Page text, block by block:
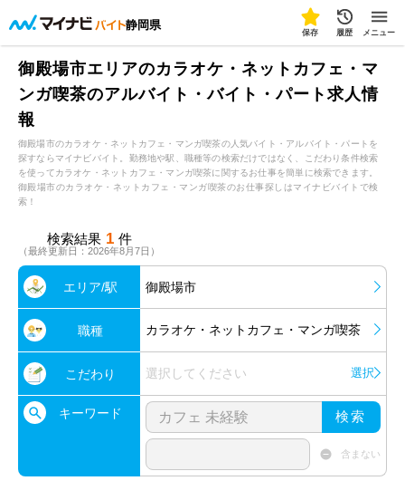
静岡県
保存 履歴 メニュー
御殿場市エリアのカラオケ・ネットカフェ・マ
ンガ喫茶のアルバイト・バイト・パート求人情
報
御殿場市のカラオケ・ネットカフェ・マンガ喫茶の人気バイト・アルバイト・パートを
探すならマイナビバイト。勤務地や駅、職種等の検索だけではなく、こだわり条件検索
を使ってカラオケ・ネットカフェ・マンガ喫茶に関するお仕事を簡単に検索できます。
御殿場市のカラオケ・ネットカフェ・マンガ喫茶のお仕事探しはマイナビバイトで検
索！
検索結果 1 件
（最終更新日：2026年8月7日）
エリア/駅 御殿場市
職種 カラオケ・ネットカフェ・マンガ喫茶
こだわり 選択してください 選択
キーワード 検索
含まない